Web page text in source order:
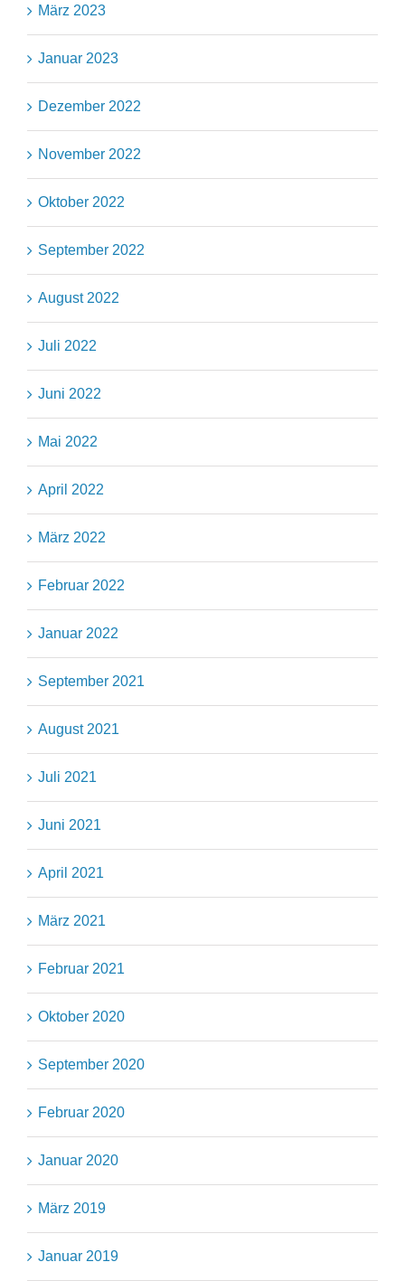
März 2023
Januar 2023
Dezember 2022
November 2022
Oktober 2022
September 2022
August 2022
Juli 2022
Juni 2022
Mai 2022
April 2022
März 2022
Februar 2022
Januar 2022
September 2021
August 2021
Juli 2021
Juni 2021
April 2021
März 2021
Februar 2021
Oktober 2020
September 2020
Februar 2020
Januar 2020
März 2019
Januar 2019